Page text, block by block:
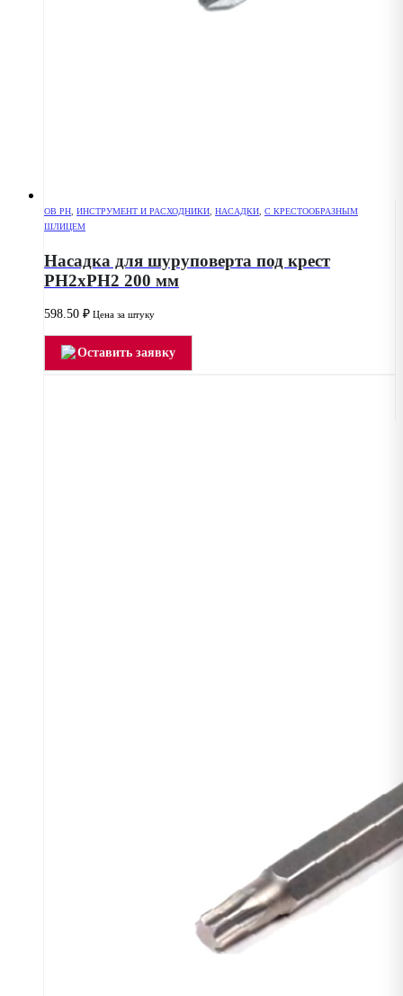
OB PH, ИНСТРУМЕНТ И РАСХОДНИКИ, НАСАДКИ, С КРЕСТООБРАЗНЫМ
ШЛИЦЕМ
Насадка для шуруповерта под крест
РН2хPH2 200 мм
598.50 ₽ Цена за штуку
Оставить заявку